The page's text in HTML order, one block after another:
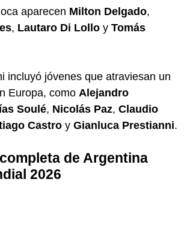
aparecen Milton Delgado,
, Lautaro Di Lollo y Tomás
incluyó jóvenes que atraviesan un
Europa, como Alejandro
Soulé, Nicolás Paz, Claudio
Castro y Gianluca Prestianni.
de Argentina
2026